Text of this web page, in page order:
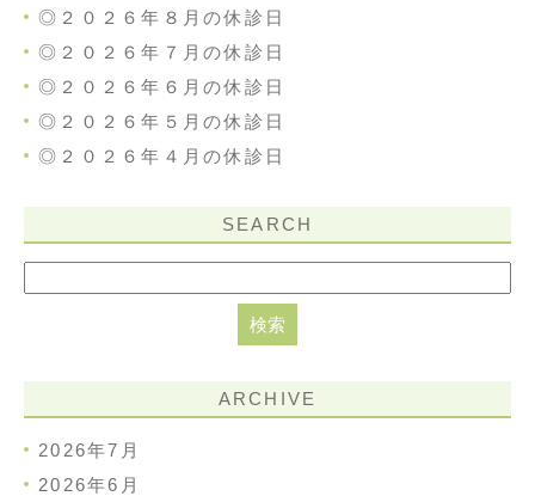
◎２０２６年８月の休診日
◎２０２６年７月の休診日
◎２０２６年６月の休診日
◎２０２６年５月の休診日
◎２０２６年４月の休診日
SEARCH
ARCHIVE
2026年7月
2026年6月